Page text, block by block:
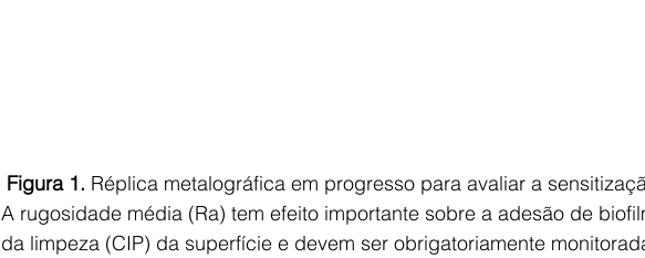
Figura 1. Réplica metalográfica em progresso para avaliar a
A rugosidade média (Ra) tem efeito importante sobre a adesão de
da limpeza (CIP) da superfície e devem ser obrigatoriamente